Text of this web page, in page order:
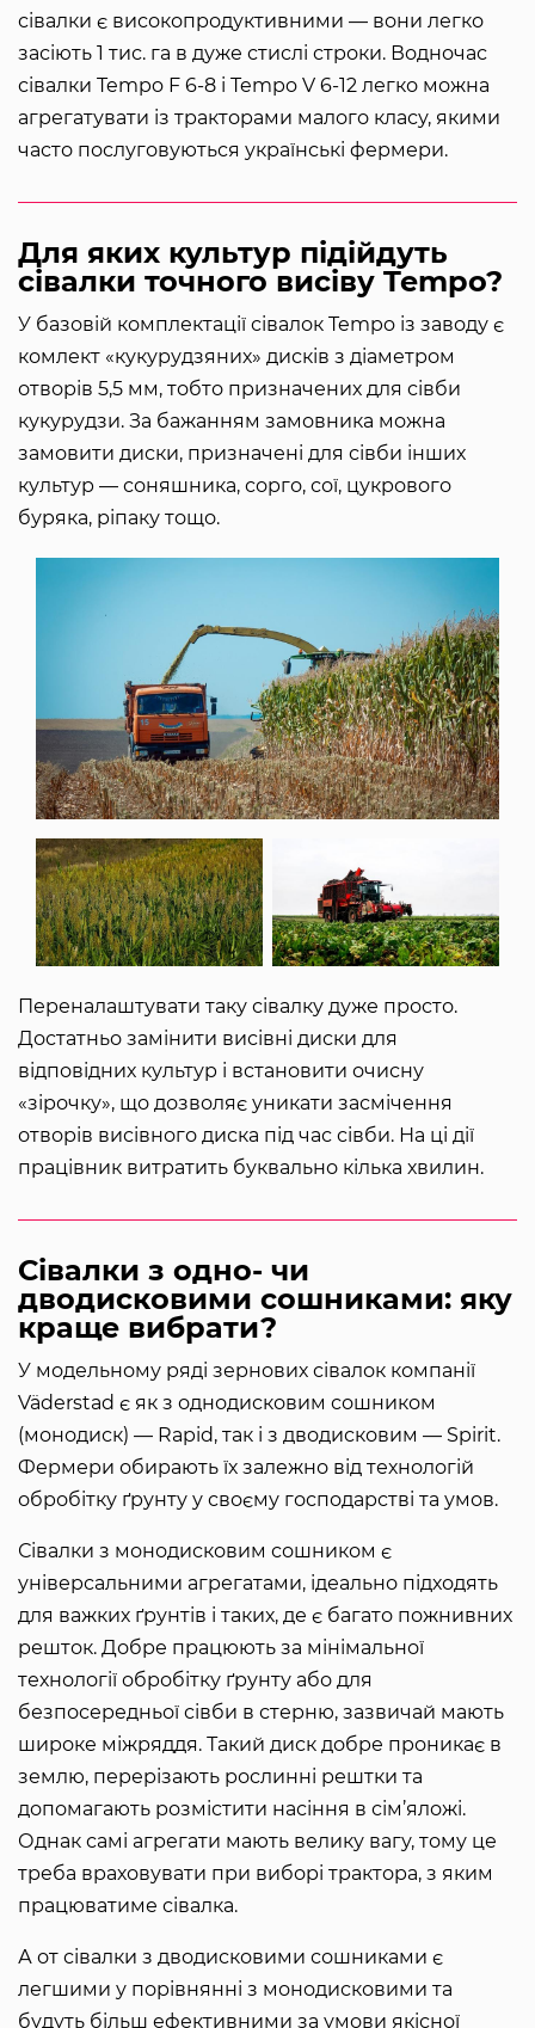
сівалки є високопродуктивними — вони легко
засіють 1 тис. га в дуже стислі строки. Водночас
сівалки Tempo F 6-8 і Tempo V 6-12 легко можна
агрегатувати із тракторами малого класу, якими
часто послуговуються українські фермери.
Для яких культур підійдуть
сівалки точного висіву Tempo?
У базовій комплектації сівалок Tempo із заводу є
комлект «кукурудзяних» дисків з діаметром
отворів 5,5 мм, тобто призначених для сівби
кукурудзи. За бажанням замовника можна
замовити диски, призначені для сівби інших
культур — соняшника, сорго, сої, цукрового
буряка, ріпаку тощо.
Переналаштувати таку сівалку дуже просто.
Достатньо замінити висівні диски для
відповідних культур і встановити очисну
«зірочку», що дозволяє уникати засмічення
отворів висівного диска під час сівби. На ці дії
працівник витратить буквально кілька хвилин.
Сівалки з одно- чи
дводисковими сошниками: яку
краще вибрати?
У модельному ряді зернових сівалок компанії
Väderstad є як з однодисковим сошником
(монодиск) — Rapid, так і з дводисковим — Spirit.
Фермери обирають їх залежно від технологій
обробітку ґрунту у своєму господарстві та умов.
Сівалки з монодисковим сошником є
універсальними агрегатами, ідеально підходять
для важких ґрунтів і таких, де є багато пожнивних
решток. Добре працюють за мінімальної
технології обробітку ґрунту або для
безпосередньої сівби в стерню, зазвичай мають
широке міжряддя. Такий диск добре проникає в
землю, перерізають рослинні рештки та
допомагають розмістити насіння в сім’яложі.
Однак самі агрегати мають велику вагу, тому це
треба враховувати при виборі трактора, з яким
працюватиме сівалка.
А от сівалки з дводисковими сошниками є
легшими у порівнянні з монодисковими та
будуть більш ефективними за умови якісної